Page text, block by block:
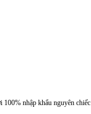
100% nhập khẩu nguyên chiếc